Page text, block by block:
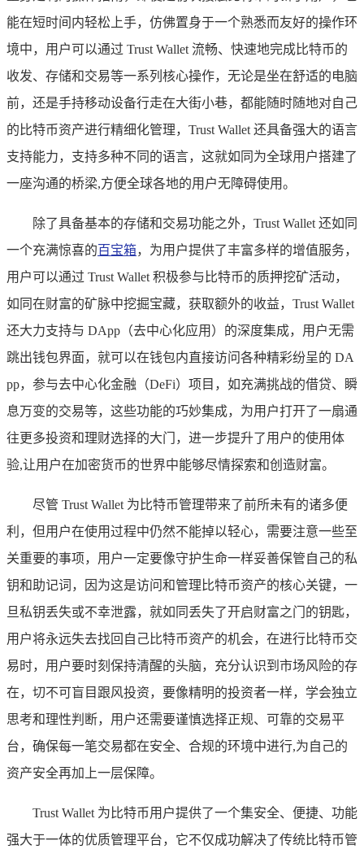
能在短时间内轻松上手，仿佛置身于一个熟悉而友好的操作环
境中，用户可以通过 Trust Wallet 流畅、快速地完成比特币的
收发、存储和交易等一系列核心操作，无论是坐在舒适的电脑
前，还是手持移动设备行走在大街小巷，都能随时随地对自己
的比特币资产进行精细化管理，Trust Wallet 还具备强大的语言
支持能力，支持多种不同的语言，这就如同为全球用户搭建了
一座沟通的桥梁,方便全球各地的用户无障碍使用。
除了具备基本的存储和交易功能之外，Trust Wallet 还如同
一个充满惊喜的百宝箱，为用户提供了丰富多样的增值服务，
用户可以通过 Trust Wallet 积极参与比特币的质押挖矿活动，
如同在财富的矿脉中挖掘宝藏，获取额外的收益，Trust Wallet
还大力支持与 DApp（去中心化应用）的深度集成，用户无需
跳出钱包界面，就可以在钱包内直接访问各种精彩纷呈的 DA
pp，参与去中心化金融（DeFi）项目，如充满挑战的借贷、瞬
息万变的交易等，这些功能的巧妙集成，为用户打开了一扇通
往更多投资和理财选择的大门，进一步提升了用户的使用体
验,让用户在加密货币的世界中能够尽情探索和创造财富。
尽管 Trust Wallet 为比特币管理带来了前所未有的诸多便
利，但用户在使用过程中仍然不能掉以轻心，需要注意一些至
关重要的事项，用户一定要像守护生命一样妥善保管自己的私
钥和助记词，因为这是访问和管理比特币资产的核心关键，一
旦私钥丢失或不幸泄露，就如同丢失了开启财富之门的钥匙，
用户将永远失去找回自己比特币资产的机会，在进行比特币交
易时，用户要时刻保持清醒的头脑，充分认识到市场风险的存
在，切不可盲目跟风投资，要像精明的投资者一样，学会独立
思考和理性判断，用户还需要谨慎选择正规、可靠的交易平
台，确保每一笔交易都在安全、合规的环境中进行,为自己的
资产安全再加上一层保障。
Trust Wallet 为比特币用户提供了一个集安全、便捷、功能
强大于一体的优质管理平台，它不仅成功解决了传统比特币管